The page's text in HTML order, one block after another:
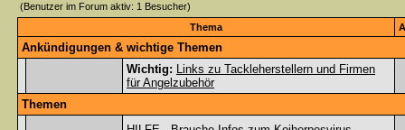
(Benutzer im Forum aktiv: 1 Besucher)
Thema
Ankündigungen & wichtige Themen
Wichtig: Links zu Tackleherstellern und Firmen
für Angelzubehör
Themen